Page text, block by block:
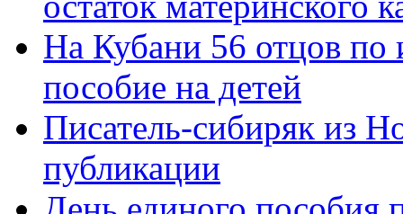
На Кубани 56 отцов по
пособие на детей
Писатель-сибиряк из
публикации